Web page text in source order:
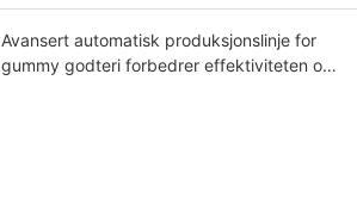
Avansert automatisk produksjonslinje for
gummy godteri forbedrer effektiviteten og